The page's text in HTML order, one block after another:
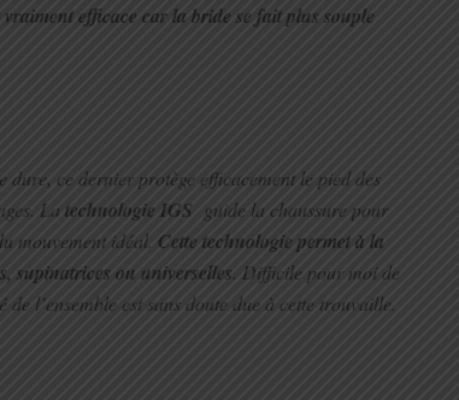
efficace car la bride se fait plus souple
dure, ce dernier protège efficacement le pied des
La technologie IGS guide la chaussure pour
mouvement idéal. Cette technologie permet à la
supinatrices ou universelles. Difficile pour moi de
l’ensemble est sans doute due à cette trouvaille.